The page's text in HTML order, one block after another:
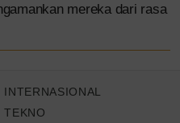
mereka dari rasa
INTERNASIONAL
TEKNO